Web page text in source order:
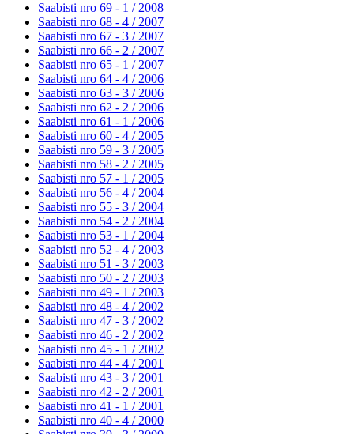
Saabisti nro 69 - 1 / 2008
Saabisti nro 68 - 4 / 2007
Saabisti nro 67 - 3 / 2007
Saabisti nro 66 - 2 / 2007
Saabisti nro 65 - 1 / 2007
Saabisti nro 64 - 4 / 2006
Saabisti nro 63 - 3 / 2006
Saabisti nro 62 - 2 / 2006
Saabisti nro 61 - 1 / 2006
Saabisti nro 60 - 4 / 2005
Saabisti nro 59 - 3 / 2005
Saabisti nro 58 - 2 / 2005
Saabisti nro 57 - 1 / 2005
Saabisti nro 56 - 4 / 2004
Saabisti nro 55 - 3 / 2004
Saabisti nro 54 - 2 / 2004
Saabisti nro 53 - 1 / 2004
Saabisti nro 52 - 4 / 2003
Saabisti nro 51 - 3 / 2003
Saabisti nro 50 - 2 / 2003
Saabisti nro 49 - 1 / 2003
Saabisti nro 48 - 4 / 2002
Saabisti nro 47 - 3 / 2002
Saabisti nro 46 - 2 / 2002
Saabisti nro 45 - 1 / 2002
Saabisti nro 44 - 4 / 2001
Saabisti nro 43 - 3 / 2001
Saabisti nro 42 - 2 / 2001
Saabisti nro 41 - 1 / 2001
Saabisti nro 40 - 4 / 2000